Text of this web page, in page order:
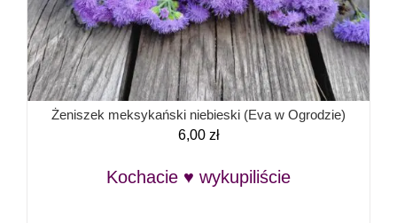
Żeniszek meksykański niebieski (Eva w Ogrodzie)
6,00 zł
Kochacie ♥ wykupiliście